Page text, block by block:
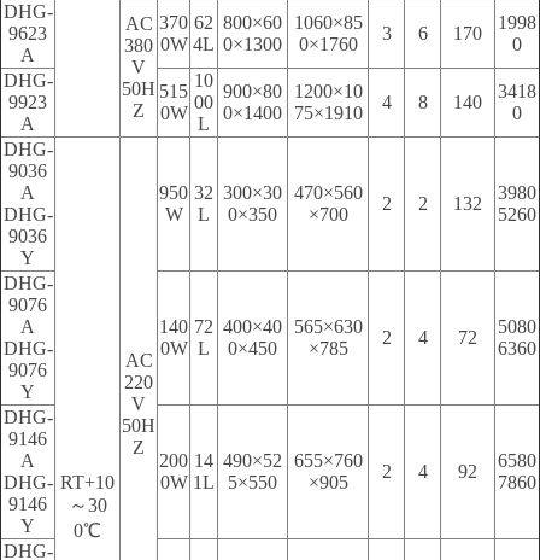
DHG-
9623
A
AC
380
V
50H
Z
370
0W
62
4L
800×60
0×1300
1060×85
0×1760
3 6 170
1998
0
DHG-
9923
A
515
0W
10
00
L
900×80
0×1400
1200×10
75×1910
4 8 140
3418
0
DHG-
9036
A
DHG-
9036
Y
RT+10
～30
0℃
AC
220
V
50H
Z
950
W
32
L
300×30
0×350
470×560
×700
2 2 132
3980
5260
DHG-
9076
A
DHG-
9076
Y
140
0W
72
L
400×40
0×450
565×630
×785
2 4 72
5080
6360
DHG-
9146
A
DHG-
9146
Y
200
0W
14
1L
490×52
5×550
655×760
×905
2 4 92
6580
7860
DHG-